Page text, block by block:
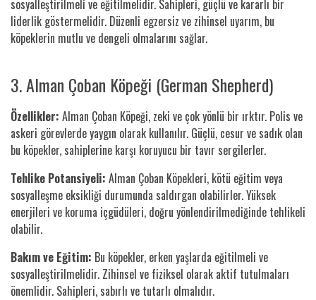
sosyalleştirilmeli ve eğitilmelidir. Sahipleri, güçlü ve kararlı bir
liderlik göstermelidir. Düzenli egzersiz ve zihinsel uyarım, bu
köpeklerin mutlu ve dengeli olmalarını sağlar.
3. Alman Çoban Köpeği (German Shepherd)
Özellikler: Alman Çoban Köpeği, zeki ve çok yönlü bir ırktır. Polis ve
askeri görevlerde yaygın olarak kullanılır. Güçlü, cesur ve sadık olan
bu köpekler, sahiplerine karşı koruyucu bir tavır sergilerler.
Tehlike Potansiyeli: Alman Çoban Köpekleri, kötü eğitim veya
sosyalleşme eksikliği durumunda saldırgan olabilirler. Yüksek
enerjileri ve koruma içgüdüleri, doğru yönlendirilmediğinde tehlikeli
olabilir.
Bakım ve Eğitim: Bu köpekler, erken yaşlarda eğitilmeli ve
sosyalleştirilmelidir. Zihinsel ve fiziksel olarak aktif tutulmaları
önemlidir. Sahipleri, sabırlı ve tutarlı olmalıdır.